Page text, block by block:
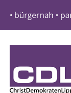
• bürgernah •